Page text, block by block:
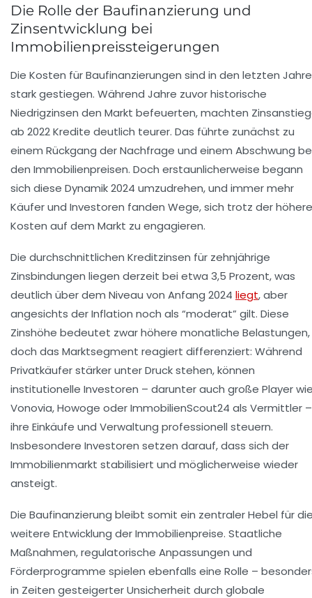
Die Rolle der Baufinanzierung und
Zinsentwicklung bei
Immobilienpreissteigerungen
Die Kosten für Baufinanzierungen sind in den letzten
stark gestiegen. Während Jahre zuvor historische
Niedrigzinsen den Markt befeuerten, machten
ab 2022 Kredite deutlich teurer. Das führte zunächst zu
einem Rückgang der Nachfrage und einem Abschwung
den Immobilienpreisen. Doch erstaunlicherweise begann
sich diese Dynamik 2024 umzudrehen, und immer mehr
Käufer und Investoren fanden Wege, sich trotz der
Kosten auf dem Markt zu engagieren.
Die durchschnittlichen Kreditzinsen für zehnjährige
Zinsbindungen liegen derzeit bei etwa 3,5 Prozent, was
deutlich über dem Niveau von Anfang 2024 liegt, aber
angesichts der Inflation noch als “moderat” gilt. Diese
Zinshöhe bedeutet zwar höhere monatliche Belastungen,
doch das Marktsegment reagiert differenziert: Während
Privatkäufer stärker unter Druck stehen, können
institutionelle Investoren – darunter auch große Player
Vonovia, Howoge oder ImmobilienScout24 als Vermittler –
ihre Einkäufe und Verwaltung professionell steuern.
Insbesondere Investoren setzen darauf, dass sich der
Immobilienmarkt stabilisiert und möglicherweise wieder
ansteigt.
Die Baufinanzierung bleibt somit ein zentraler Hebel für
weitere Entwicklung der Immobilienpreise. Staatliche
Maßnahmen, regulatorische Anpassungen und
Förderprogramme spielen ebenfalls eine Rolle –
in Zeiten gesteigerter Unsicherheit durch globale